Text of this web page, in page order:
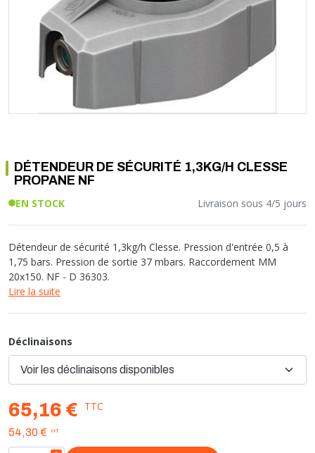
RACCORD PE (POLYÉTHYLÈNE)
RACCORD GALVA
RACCORD INOX
TUBE LAITON ET ECROU
KIT FIXATION MURAL
ROBINET
FLEXIBLE
ETANCHÉITÉ RACCORDEMENT
FIXATION ET SUPPORT
RÉDUCTEUR DE PRESSION
COMPTEUR ET ACCESSOIRE
FILTRATION
Soupape différentielle
Température
Vase d'expansion
Vanne de Température
Vanne de zone
Vanne équilibrage
Vanne mélangeuse
SOLAIRE
PAC
CHAUDIÈRE
TUBAGE CHEMINÉE CHAUDIÈRE POÊLE
EQUIPEMENT INDUSTRIEL
COMMUNICATION
COLLIER ET FIXATION
CONNEXION
GAINE
LAMPE ET TORCHE
PILES ET ACCUMULATEURS
BLOC DE SÉCURITÉ
SYSTÈMES DE SÉCURITÉ
VMC ET VENTILATION
TRAPPE CHATIÈRE ET HUBLOT
PLOMBERIE PER
VOTRE SOLUTION CHAUFFAGE
DÉTENDEUR DE SÉCURITÉ 1,3KG/H CLESSE
PROPANE NF
EN STOCK Livraison sous 4/5 jours
Détendeur de sécurité 1,3kg/h Clesse. Pression d'entrée 0,5 à
1,75 bars. Pression de sortie 37 mbars. Raccordement MM
20x150. NF - D 36303.
Lire la suite
Déclinaisons
65,16 € TTC
54,30 € HT